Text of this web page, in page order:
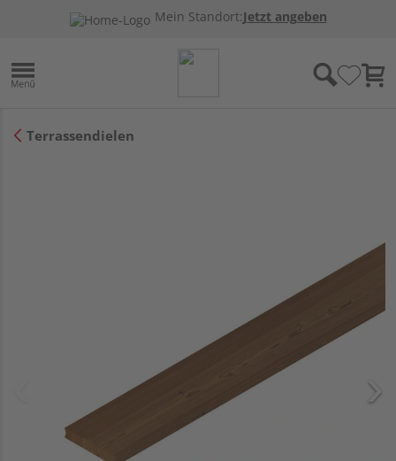
Mein Standort:Jetzt angeben
Terrassendielen